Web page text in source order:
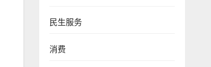
民生服务
消费